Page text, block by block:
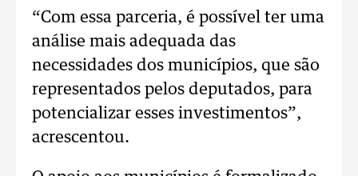
“Com essa parceria, é possível ter uma
análise mais adequada das
necessidades dos municípios, que são
representados pelos deputados, para
potencializar esses investimentos”,
acrescentou.